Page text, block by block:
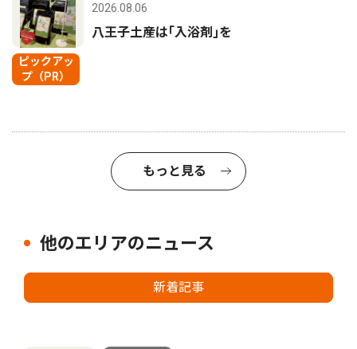
ピックアッ
プ（PR）
2026.08.06
八王子土産は｢入浴剤｣を
もっと見る
他のエリアのニュース
新着記事